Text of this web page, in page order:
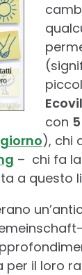
con
), chi
– chi fa
a questo
per il loro